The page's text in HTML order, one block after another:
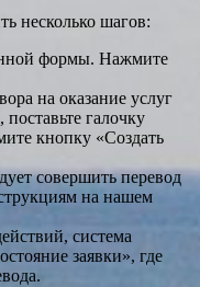
несколько шагов:
формы. Нажмите
на оказание услуг
галочку
кнопку «Создать
совершить перевод
на нашем
система
заявки», где